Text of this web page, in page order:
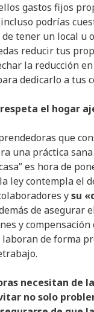
gastos fijos
podrías
tener un local u
reducir tus
la reducción
dedicarlo a tus
respeta el hogar
que
una práctica sana
es hora de
ley contempla el
ysu
de asegurar
y compensación
de forma
necesitan de
no solo